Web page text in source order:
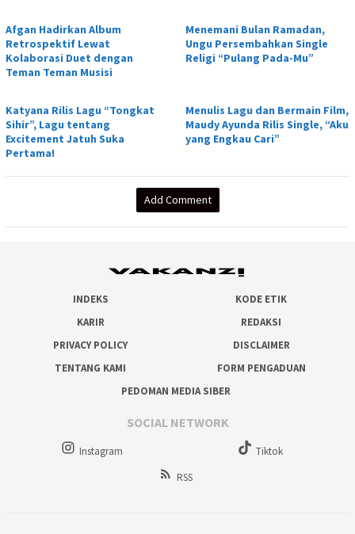
Afgan Hadirkan Album
Retrospektif Lewat
Kolaborasi Duet dengan
Teman Teman Musisi
Menemani Bulan Ramadan,
Ungu Persembahkan Single
Religi “Pulang Pada-Mu”
Katyana Rilis Lagu “Tongkat
Sihir”, Lagu tentang
Excitement Jatuh Suka
Pertama!
Menulis Lagu dan Bermain Film,
Maudy Ayunda Rilis Single, “Aku
yang Engkau Cari”
Add Comment
INDEKS
KODE ETIK
KARIR
REDAKSI
PRIVACY POLICY
DISCLAIMER
TENTANG KAMI
FORM PENGADUAN
PEDOMAN MEDIA SIBER
SOCIAL NETWORK
Instagram
Tiktok
RSS